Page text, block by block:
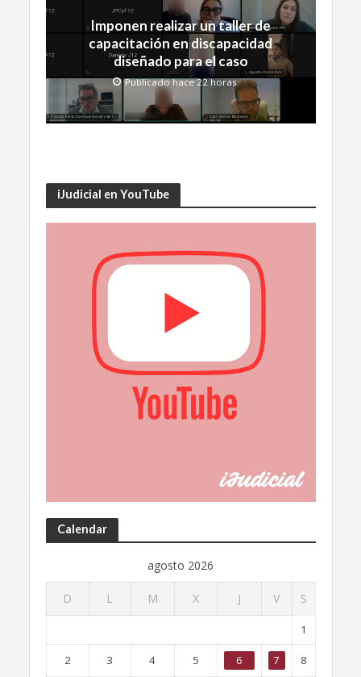
Imponen realizar un taller de
capacitación en discapacidad
diseñado para el caso
Publicado hace 22 horas
iJudicial en YouTube
Calendar
agosto 2026
D L M X J V S
1
2 3 4 5 6 7 8